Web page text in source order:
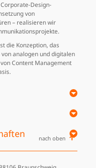
Design-
von
– realisieren wir
die Konzeption, das
analogen und digitalen
Content Management
nach oben